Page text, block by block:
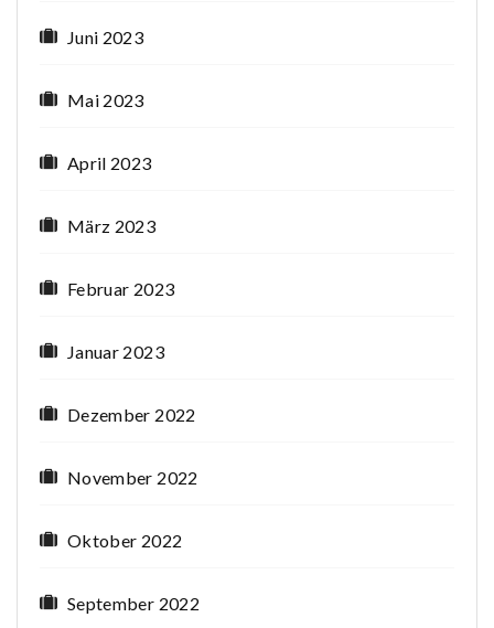
Juni 2023
Mai 2023
April 2023
März 2023
Februar 2023
Januar 2023
Dezember 2022
November 2022
Oktober 2022
September 2022